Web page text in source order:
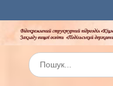
до
вмісту
Шукати: